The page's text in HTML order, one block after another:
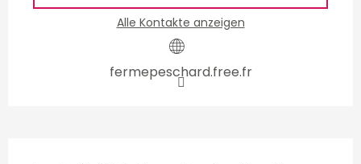
Alle Kontakte anzeigen
fermepeschard.free.fr